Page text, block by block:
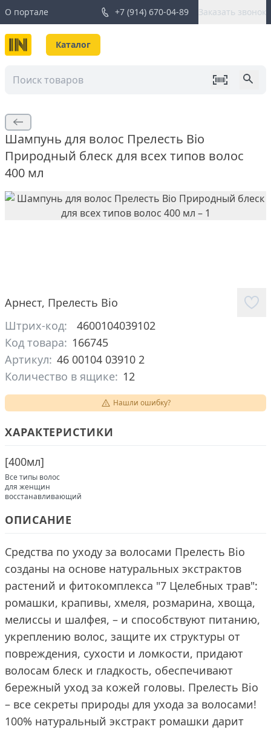
О портале +7 (914) 670-04-89 Заказать звонок
Каталог
Шампунь для волос Прелесть Bio
Природный блеск для всех типов волос
400 мл
Арнест, Прелесть Bio
Штрих-код:
4600104039102
Код товара: 166745
Артикул: 46 00104 03910 2
Количество в ящике: 12
Нашли ошибку?
ХАРАКТЕРИСТИКИ
[400мл]
Все типы волос
для женщин
восстанавливающий
ОПИСАНИЕ
Средства по уходу за волосами Прелесть Bio
созданы на основе натуральных экстрактов
растений и фитокомплекса "7 Целебных трав":
ромашки, крапивы, хмеля, розмарина, хвоща,
мелиссы и шалфея, – и способствуют питанию,
укреплению волос, защите их структуры от
повреждения, сухости и ломкости, придают
волосам блеск и гладкость, обеспечивают
бережный уход за кожей головы. Прелесть Bio
– все секреты природы для ухода за волосами!
100% натуральный экстракт ромашки дарит